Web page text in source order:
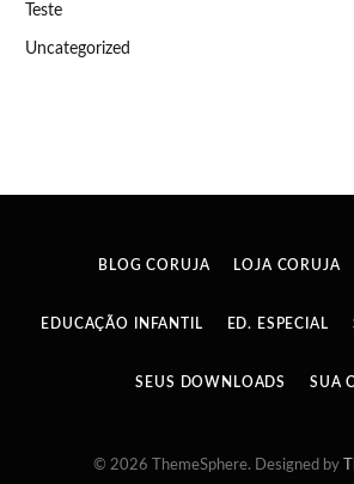
Teste
Uncategorized
BLOG CORUJA LOJA CORUJA
EDUCAÇÃO INFANTIL ED. ESPECIAL
SEUS DOWNLOADS SUA
© 2026 ThemeSphere. Designed by